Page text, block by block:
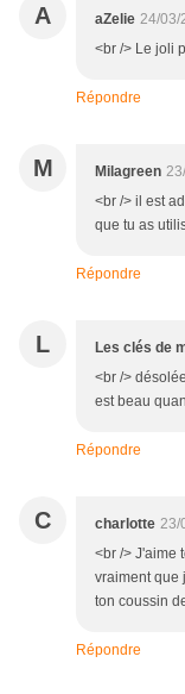
A aZelie 24/03/
<br /> Le joli
Répondre
M Milagreen
<br /> il est
que tu as
Répondre
L Les clés de
<br />
est beau
Répondre
C charlotte 23/
<br /> J'aime
vraiment que
ton coussin
Répondre